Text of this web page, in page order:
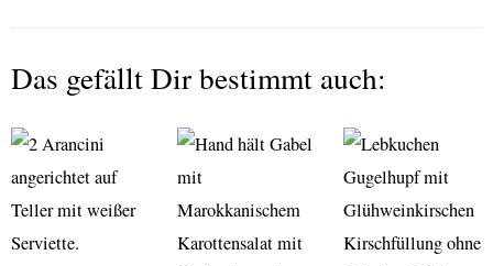
Das gefällt Dir bestimmt auch: